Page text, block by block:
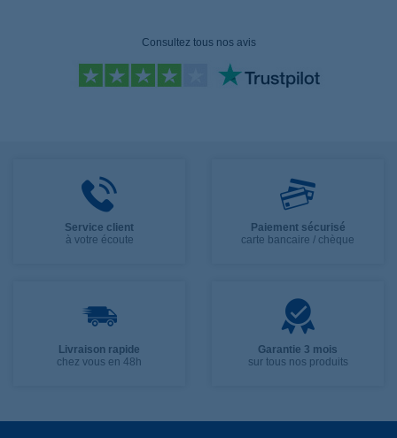
Consultez tous nos avis
Service client
à votre écoute
Paiement sécurisé
carte bancaire / chèque
Livraison rapide
chez vous en 48h
Garantie 3 mois
sur tous nos produits